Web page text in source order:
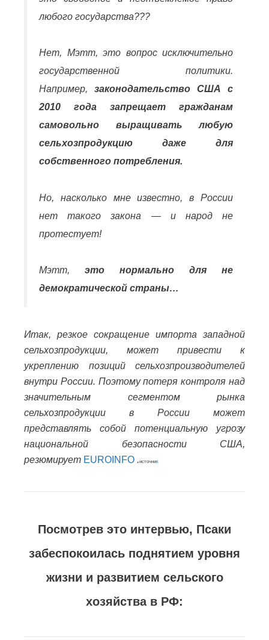
любого государства???
Нет, Мэтт, это вопрос исключительно
государственной политики.
Например, законодательство США с
2010 года запрещает гражданам
самовольно выращивать любую
сельхозпродукцию даже для
собственного потребления.
Но, насколько мне известно, в России
нет такого закона — и народ не
протестует!
Мэтт, это нормально для не
демократической страны…
Итак, резкое сокращение импорта западной
сельхозпродукции, может привести к
укреплению позиций сельхозпроизводителей
внутри России. Поэтому потеря контроля над
значительным сегментом рынка
сельхозпродукции в России может
представлять собой потенциальную угрозу
национальной безопасности США,
резюмирует EUROINFO .источник
Посмотрев это интервью, Псаки
забеспокоилась поднятием уровня
жизни и развитием сельского
хозяйства в РФ: